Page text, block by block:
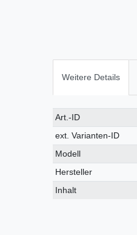
Weitere Details
Technisches
Merkmal
Wert
Art.-ID
ext. Varianten-ID
Modell
Hersteller
Inhalt